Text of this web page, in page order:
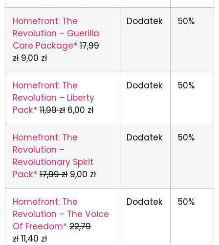
Homefront: The
Revolution – Guerilla
Care Package* 17,99
zł9,00 zł
Dodatek 50%
Homefront: The
Revolution – Liberty
Pack* 11,99 zł6,00 zł
Dodatek 50%
Homefront: The
Revolution –
Revolutionary Spirit
Pack* 17,99 zł9,00 zł
Dodatek 50%
Homefront: The
Revolution – The Voice
Of Freedom* 22,79
zł11,40 zł
Dodatek 50%